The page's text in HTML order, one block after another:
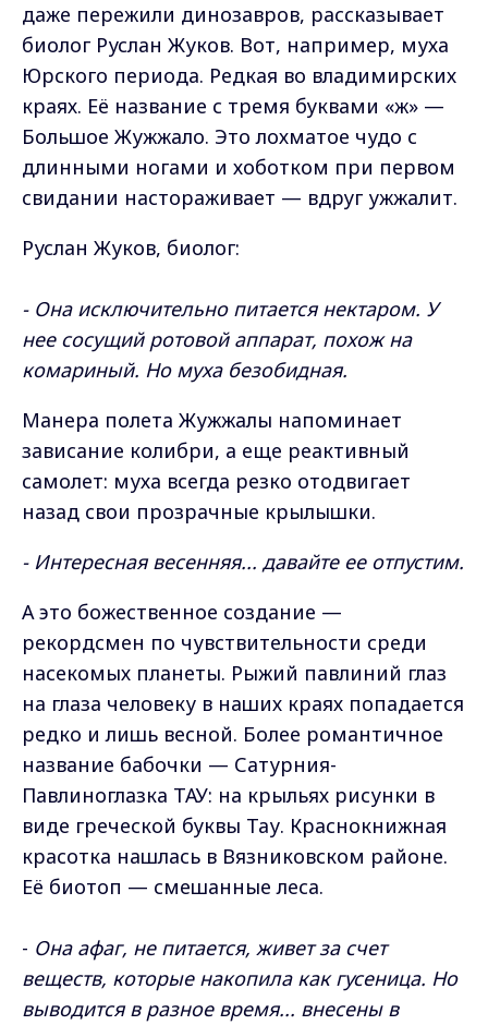
даже пережили динозавров, рассказывает
биолог Руслан Жуков. Вот, например, муха
Юрского периода. Редкая во владимирских
краях. Её название с тремя буквами «ж» —
Большое Жужжало. Это лохматое чудо с
длинными ногами и хоботком при первом
свидании настораживает — вдруг ужжалит.
Руслан Жуков, биолог:
- Она исключительно питается нектаром. У
нее сосущий ротовой аппарат, похож на
комариный. Но муха безобидная.
Манера полета Жужжалы напоминает
зависание колибри, а еще реактивный
самолет: муха всегда резко отодвигает
назад свои прозрачные крылышки.
- Интересная весенняя... давайте ее отпустим.
А это божественное создание —
рекордсмен по чувствительности среди
насекомых планеты. Рыжий павлиний глаз
на глаза человеку в наших краях попадается
редко и лишь весной. Более романтичное
название бабочки — Сатурния-
Павлиноглазка ТАУ: на крыльях рисунки в
виде греческой буквы Тау. Краснокнижная
красотка нашлась в Вязниковском районе.
Её биотоп — смешанные леса.
- Она афаг, не питается, живет за счет
веществ, которые накопила как гусеница. Но
выводится в разное время... внесены в